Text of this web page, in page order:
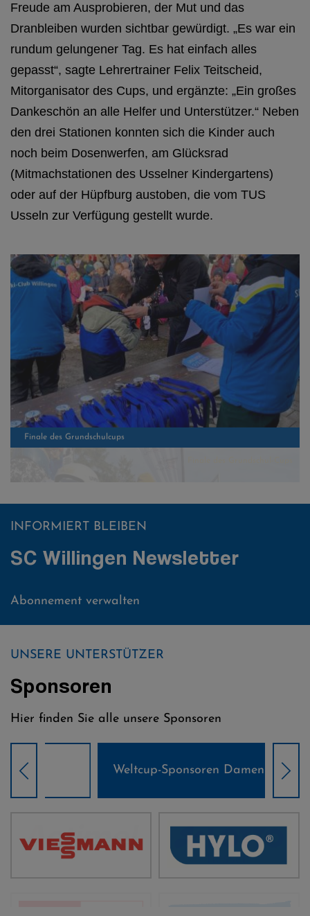
Freude am Ausprobieren, der Mut und das
Dranbleiben wurden sichtbar gewürdigt. „Es war ein
rundum gelungener Tag. Es hat einfach alles
gepasst“, sagte Lehrertrainer Felix Teitscheid,
Mitorganisator des Cups, und ergänzte: „Ein großes
Dankeschön an alle Helfer und Unterstützer.“ Neben
den drei Stationen konnten sich die Kinder auch
noch beim Dosenwerfen, am Glücksrad
(Mitmachstationen des Usselner Kindergartens)
oder auf der Hüpfburg austoben, die vom TUS
Usseln zur Verfügung gestellt wurde.
Finale des Grundschulcups
Finale des Grundschulcups
Finale des Grundschul-Cups
INFORMIERT BLEIBEN
SC Willingen Newsletter
Abonnement verwalten
UNSERE UNTERSTÜTZER
Sponsoren
Hier finden Sie alle unsere Sponsoren
Weltcup-Sponsoren Damen